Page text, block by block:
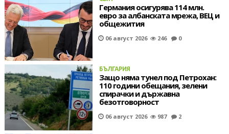
Германия осигурява 114 млн.
евро за албанската мрежа, ВЕЦ и
общежития
06 август 2026 246 0
БЪЛГАРИЯ
Защо няма тунел под Петрохан:
110 години обещания, зелени
спирачки и държавна
безотговорност
06 август 2026 987 2